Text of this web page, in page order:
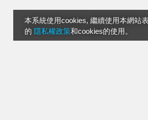
本系統使用cookies, 繼續使用本網站
的 隱私權政策和cookies的使用。